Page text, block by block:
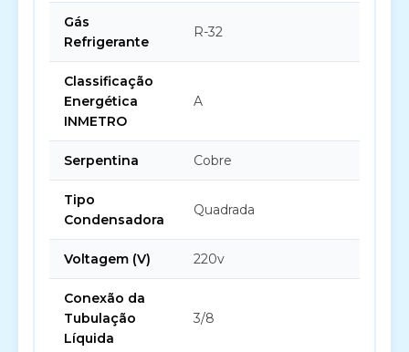
Gás
Refrigerante
R-32
Classificação
Energética
INMETRO
A
Serpentina Cobre
Tipo
Condensadora
Quadrada
Voltagem (V) 220v
Conexão da
Tubulação
Líquida
3/8